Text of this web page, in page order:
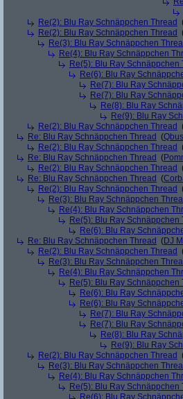
Re(2): Blu Ray Schnäppchen Thread
Re(2): Blu Ray Schnäppchen Thread
Re(3): Blu Ray Schnäppchen
Re(4): Blu Ray Schnäppchen
Re(5): Blu Ray Schnäppchen
Re(6): Blu Ray
Re(7): Blu Ray
Re(7): Blu Ray
Re(8): Blu Ray
Re(9): Blu Ray
Re(2): Blu Ray Schnäppchen Thread
Re: Blu Ray Schnäppchen Thread (Qbus
Re(2): Blu Ray Schnäppchen Thread
Re: Blu Ray Schnäppchen Thread (
Re(2): Blu Ray Schnäppchen Thread
Re: Blu Ray Schnäppchen Thread (
Re(2): Blu Ray Schnäppchen Thread
Re(3): Blu Ray Schnäppchen
Re(4): Blu Ray Schnäppchen
Re(5): Blu Ray Schnäppchen
Re(6): Blu Ray
Re: Blu Ray Schnäppchen Thread (DJ
Re(2): Blu Ray Schnäppchen Thread
Re(3): Blu Ray Schnäppchen
Re(4): Blu Ray Schnäppchen
Re(5): Blu Ray Schnäppchen
Re(6): Blu Ray
Re(6): Blu Ray
Re(7): Blu Ray
Re(7): Blu Ray
Re(8): Blu Ray
Re(9): Blu Ray
Re(2): Blu Ray Schnäppchen Thread
Re(3): Blu Ray Schnäppchen
Re(4): Blu Ray Schnäppchen
Re(5): Blu Ray Schnäppchen
Re(6): Blu Ray